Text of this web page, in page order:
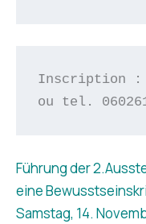
Inscription :
ou tel.
Führung der
eine
Samstag, 14.